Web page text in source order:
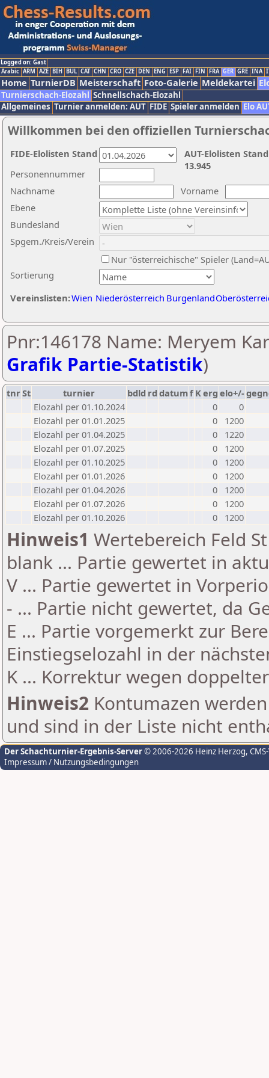
Logged on: Gast
Arabic ARM AZE BIH BUL CAT CHN CRO CZE DEN ENG ESP FAI FIN FRA GER GRE INA
Home TurnierDB Meisterschaft Foto-Galerie Meldekartei
Turnierschach-Elozahl Schnellschach-Elozahl
Allgemeines Turnier anmelden: AUT FIDE Spieler anmelden Elo
Willkommen bei den offiziellen
Nachname
Vorname
Ebene
Sortierung
Personennummer
Bundesland
Spgem./Kreis/Verein
Nur "österreichische" Spieler
Vereinslisten:Wien Niederösterreich Burgenland
AUT-Elolisten
13.945
FIDE-Elolisten Stand
Pnr:146178 Name: Meryem
Grafik Partie-Statistik)
tnrSt turnier bdld rd datumf Kerg elo+/-
Elozahl per 01.10.2024
0
0
Elozahl per 01.01.2025
0
1200
Elozahl per 01.04.2025
0
1220
Elozahl per 01.07.2025
0
1200
Elozahl per 01.10.2025
0
1200
Elozahl per 01.01.2026
0
1200
Elozahl per 01.04.2026
0
1200
Elozahl per 01.07.2026
0
1200
Elozahl per 01.10.2026
0 1200
Hinweis1 Wertebereich Feld
blank ... Partie gewertet in
V ... Partie gewertet in
- ... Partie nicht gewertet, da
E ... Partie vorgemerkt zur
Einstiegselozahl in der
K ... Korrektur wegen
Hinweis2 Kontumazen
und sind in der Liste nicht
Der Schachturnier-Ergebnis-Server© 2006-2026 Heinz Herzog,
Impressum / Nutzungsbedingungen